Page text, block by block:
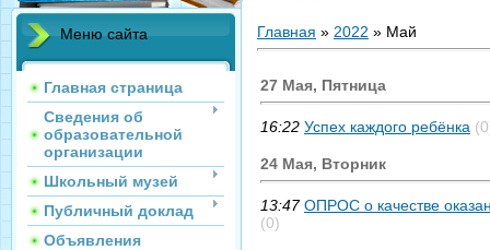
Меню сайта
Главная страница
Сведения об
образовательной
организации
Школьный музей
Публичный доклад
Объявления
Главная » 2022 » Май
27 Мая, Пятница
16:22 Успех каждого ребёнка
24 Мая, Вторник
13:47 ОПРОС о качестве
(0)